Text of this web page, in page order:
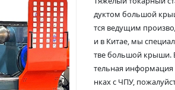
дуктом большой
тся ведущим
и в Китае, мы
тве большой крыши.
тельная информация
нках с ЧПУ,